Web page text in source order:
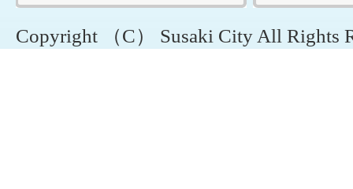
Copyright （C） Susaki City All Rights